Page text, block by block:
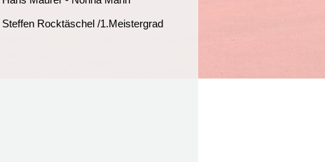
Steffen Rocktäschel /1.Meistergrad